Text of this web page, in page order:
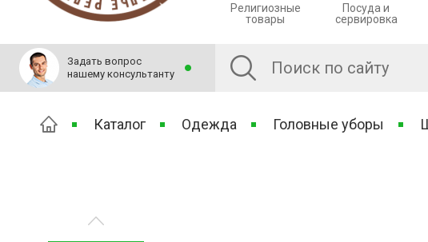
Религиозные
товары
Посуда и
сервировка
Задать вопрос
нашему консультанту
Каталог Одежда Головные уборы